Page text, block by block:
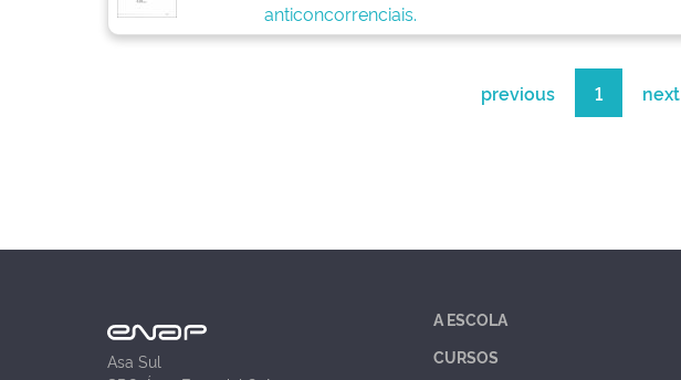
anticoncorrenciais.
previous 1 next
Asa Sul
A ESCOLA
CURSOS